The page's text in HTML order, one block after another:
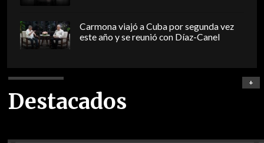
Carmona viajó a Cuba por segunda vez
este año y se reunió con Díaz-Canel
Destacados
+